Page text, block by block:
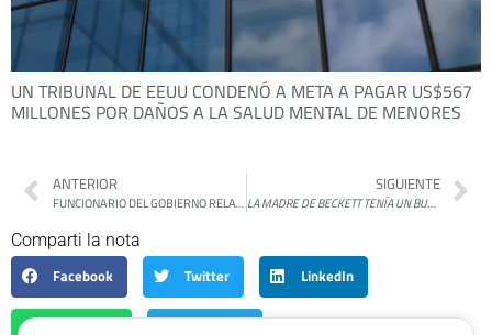
UN TRIBUNAL DE EEUU CONDENÓ A META A PAGAR US$567
MILLONES POR DAÑOS A LA SALUD MENTAL DE MENORES
ANTERIOR
FUNCIONARIO DEL GOBIERNO RELATIVIZÓ LA CIFRA DE DESAPARECIDOS EN LA ONU Y GENERÓ RECHAZO INTERNACIONAL
SIGUIENTE
LA MADRE DE BECKETT TENÍA UN BURRO DE
Comparti la nota
Facebook
Twitter LinkedIn